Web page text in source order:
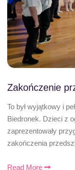
Zakończenie
To był wyjątkowy i
Biedronek. Dzieci z
zaprezentowały
zakończenia
Read More